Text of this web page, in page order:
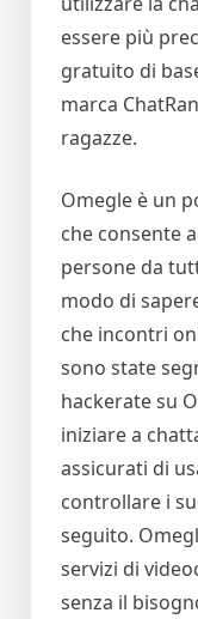
essere più
gratuito di
marca
ragazze.
Omegle è un
che consente
persone da
modo di
che incontri
sono state
hackerate su
iniziare a
assicurati di
controllare i
seguito.
servizi di
senza il